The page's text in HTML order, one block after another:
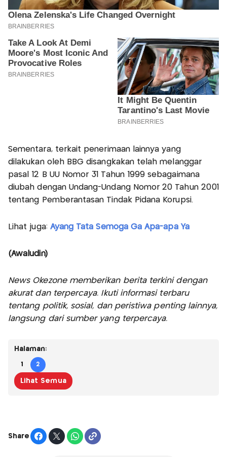
Sementara, terkait penerimaan lainnya yang
dilakukan oleh BBG disangkakan telah melanggar
pasal 12 B UU Nomor 31 Tahun 1999 sebagaimana
diubah dengan Undang-Undang Nomor 20 Tahun 2001
tentang Pemberantasan Tindak Pidana Korupsi.
Lihat juga: Ayang Tata Semoga Ga Apa-apa Ya
(Awaludin)
News Okezone memberikan berita terkini dengan
akurat dan terpercaya. Ikuti informasi terbaru
tentang politik, sosial, dan peristiwa penting lainnya,
langsung dari sumber yang terpercaya.
Halaman:
1 2
Lihat Semua
Share